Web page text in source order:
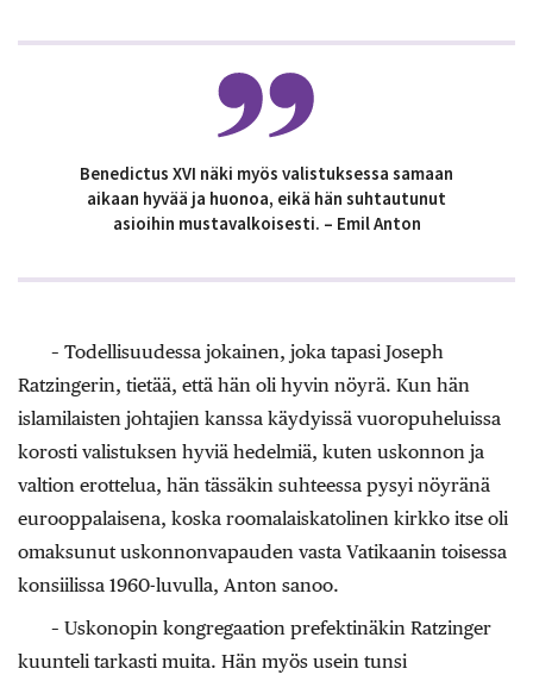
Benedictus XVI näki myös valistuksessa samaan
aikaan hyvää ja huonoa, eikä hän suhtautunut
asioihin mustavalkoisesti. – Emil Anton
– Todellisuudessa jokainen, joka tapasi Joseph
Ratzingerin, tietää, että hän oli hyvin nöyrä. Kun hän
islamilaisten johtajien kanssa käydyissä vuoropuheluissa
korosti valistuksen hyviä hedelmiä, kuten uskonnon ja
valtion erottelua, hän tässäkin suhteessa pysyi nöyränä
eurooppalaisena, koska roomalaiskatolinen kirkko itse oli
omaksunut uskonnonvapauden vasta Vatikaanin toisessa
konsiilissa 1960-luvulla, Anton sanoo.
– Uskonopin kongregaation prefektinäkin Ratzinger
kuunteli tarkasti muita. Hän myös usein tunsi